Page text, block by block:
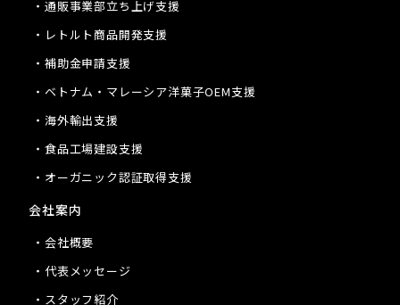
・通販事業部立ち上げ支援
・レトルト商品開発支援
・補助金申請支援
・ベトナム・マレーシア洋菓子OEM支援
・海外輸出支援
・食品工場建設支援
・オーガニック認証取得支援
会社案内
・会社概要
・代表メッセージ
・スタッフ紹介